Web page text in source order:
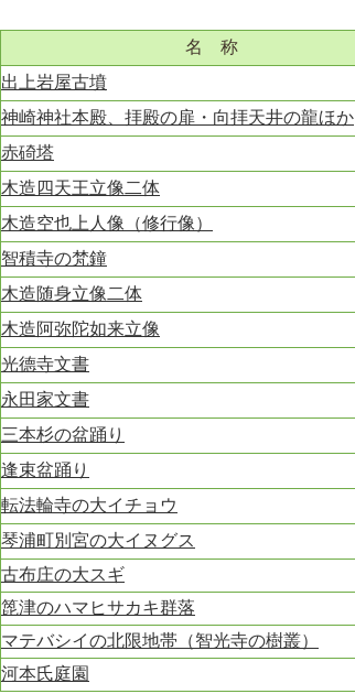
名 称
出上岩屋古墳
神崎神社本殿、拝殿の扉・向拝天井の龍ほか
赤碕塔
木造四天王立像二体
木造空也上人像（修行像）
智積寺の梵鐘
木造随身立像二体
木造阿弥陀如来立像
光德寺文書
永田家文書
三本杉の盆踊り
逢束盆踊り
転法輪寺の大イチョウ
琴浦町別宮の大イヌグス
古布庄の大スギ
箆津のハマヒサカキ群落
マテバシイの北限地帯（智光寺の樹叢）
河本氏庭園